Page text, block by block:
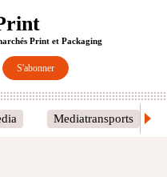
Print et Packaging
S'abonner
Mediatransports